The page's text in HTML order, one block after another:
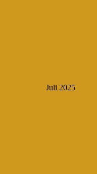
Juli 2025